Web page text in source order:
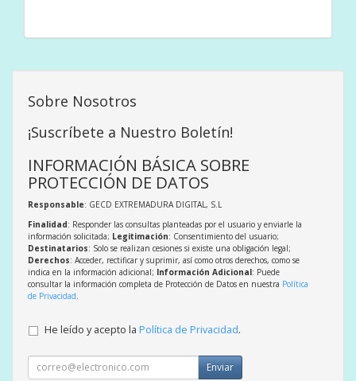
Sobre Nosotros
¡Suscríbete a Nuestro Boletín!
INFORMACIÓN BÁSICA SOBRE
PROTECCIÓN DE DATOS
Responsable: GECD EXTREMADURA DIGITAL, S.L
Finalidad: Responder las consultas planteadas por el usuario y enviarle la
información solicitada; Legitimación: Consentimiento del usuario;
Destinatarios: Solo se realizan cesiones si existe una obligación legal;
Derechos: Acceder, rectificar y suprimir, así como otros derechos, como se
indica en la información adicional; Información Adicional: Puede
consultar la información completa de Protección de Datos en nuestra Política
de Privacidad
He leído y acepto la Política de Privacidad.
Enviar